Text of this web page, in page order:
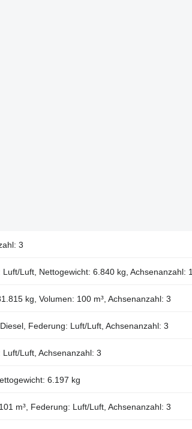
3
Luft, Nettogewicht: 6.840 kg, Achsenanzahl: 1
kg, Volumen: 100 m³, Achsenanzahl: 3
Federung: Luft/Luft, Achsenanzahl: 3
Luft, Achsenanzahl: 3
6.197 kg
m³, Federung: Luft/Luft, Achsenanzahl: 3